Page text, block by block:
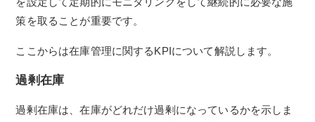
策を取ることが重要です。
ここからは在庫管理に関するKPIについて解説します。
過剰在庫
過剰在庫は、在庫がどれだけ過剰になっているかを示しま